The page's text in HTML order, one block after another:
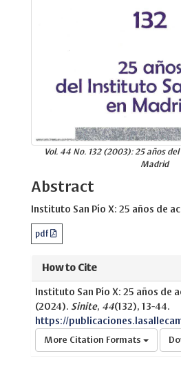
Vol. 44 No. 132 (2003): 25 años
Madrid
Abstract
Instituto San Pío X: 25 años de
pdf
How to Cite
Instituto San Pío X: 25 años de
(2024). Sinite, 44(132), 13-44.
https://
More Citation Formats